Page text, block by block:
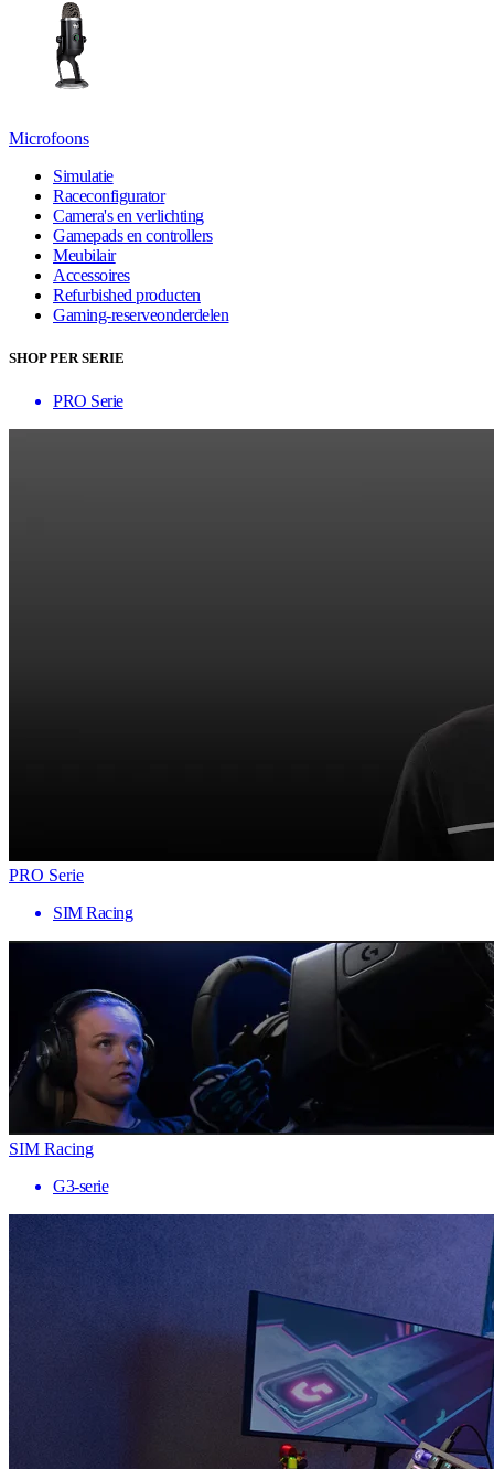
Microfoons
Simulatie
Raceconfigurator
Camera's en verlichting
Gamepads en controllers
Meubilair
Accessoires
Refurbished producten
Gaming-reserveonderdelen
SHOP PER SERIE
PRO Serie
PRO Serie
SIM Racing
SIM Racing
G3-serie